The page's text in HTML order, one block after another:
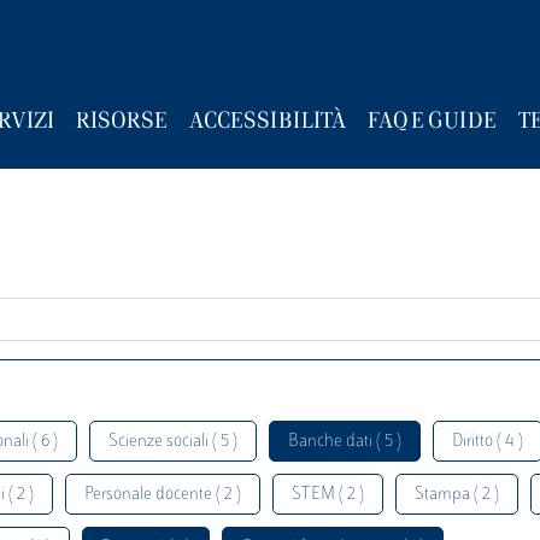
RISORSE ACCESSIBILITÀ FAQ E GUIDE
( 6 ) Scienze sociali ( 5 ) Banche dati ( 5 ) Diritto ( 4 )
( 2 ) Personale docente ( 2 ) STEM ( 2 ) Stampa ( 2 )